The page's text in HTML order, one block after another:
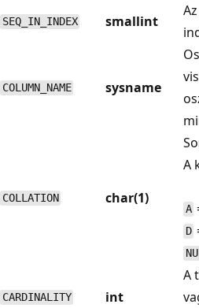
SEQ_IN_INDEX smallint
COLUMN_NAME sysname
COLLATION char(1)
A
A
D
CARDINALITY int
A